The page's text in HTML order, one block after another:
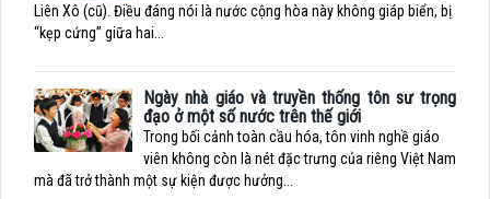
Liên Xô (cũ). Điều đáng nói là nước cộng hòa này không giáp biển, bị
“kẹp cứng” giữa hai...
Ngày nhà giáo và truyền thống tôn sư trọng
đạo ở một số nước trên thế giới
Trong bối cảnh toàn cầu hóa, tôn vinh nghề giáo
viên không còn là nét đặc trưng của riêng Việt Nam
mà đã trở thành một sự kiện được hưởng...